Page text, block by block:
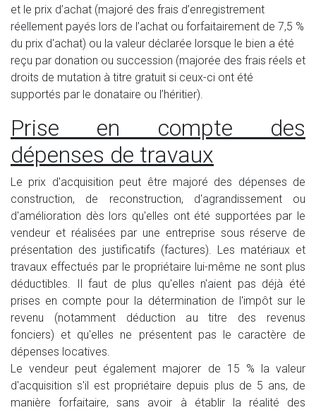
et le prix d’achat (majoré des frais d’enregistrement
réellement payés lors de l’achat ou forfaitairement de 7,5 %
du prix d'achat) ou la valeur déclarée lorsque le bien a été
reçu par donation ou succession (majorée des frais réels et
droits de mutation à titre gratuit si ceux-ci ont été
supportés par le donataire ou l’héritier).
Prise en compte des
dépenses de travaux
Le prix d'acquisition peut être majoré des dépenses de
construction, de reconstruction, d'agrandissement ou
d'amélioration dès lors qu'elles ont été supportées par le
vendeur et réalisées par une entreprise sous réserve de
présentation des justificatifs (factures). Les matériaux et
travaux effectués par le propriétaire lui-même ne sont plus
déductibles. Il faut de plus qu'elles n'aient pas déjà été
prises en compte pour la détermination de l'impôt sur le
revenu (notamment déduction au titre des revenus
fonciers) et qu'elles ne présentent pas le caractère de
dépenses locatives.
Le vendeur peut également majorer de 15 % la valeur
d'acquisition s'il est propriétaire depuis plus de 5 ans, de
manière forfaitaire, sans avoir à établir la réalité des